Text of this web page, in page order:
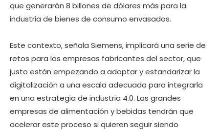
que generarán 8 billones de dólares más para la
industria de bienes de consumo envasados.
Este contexto, señala Siemens, implicará una serie de
retos para las empresas fabricantes del sector, que
justo están empezando a adoptar y estandarizar la
digitalización a una escala adecuada para integrarla
en una estrategia de industria 4.0. Las grandes
empresas de alimentación y bebidas tendrán que
acelerar este proceso si quieren seguir siendo